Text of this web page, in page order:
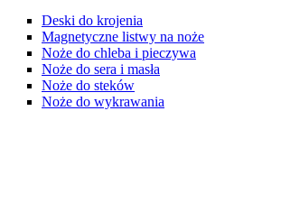
Deski do krojenia
Magnetyczne listwy na noże
Noże do chleba i pieczywa
Noże do sera i masła
Noże do steków
Noże do wykrawania